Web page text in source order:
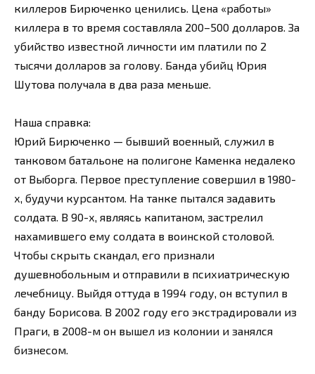
киллеров Бирюченко ценились. Цена «работы»
киллера в то время составляла 200–500 долларов. За
убийство известной личности им платили по 2
тысячи долларов за голову. Банда убийц Юрия
Шутова получала в два раза меньше.
Наша справка:
Юрий Бирюченко — бывший военный, служил в
танковом батальоне на полигоне Каменка недалеко
от Выборга. Первое преступление совершил в 1980-
х, будучи курсантом. На танке пытался задавить
солдата. В 90-х, являясь капитаном, застрелил
нахамившего ему солдата в воинской столовой.
Чтобы скрыть скандал, его признали
душевнобольным и отправили в психиатрическую
лечебницу. Выйдя оттуда в 1994 году, он вступил в
банду Борисова. В 2002 году его экстрадировали из
Праги, в 2008-м он вышел из колонии и занялся
бизнесом.